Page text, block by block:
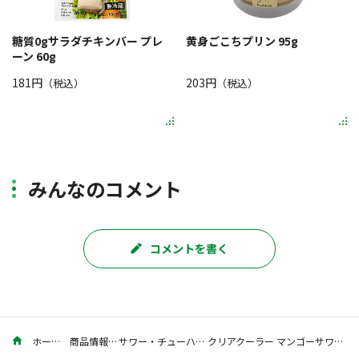
糖質0gサラダチキンバー プレ
ーン 60g
181円 （税込）
黄身ごこちプリン 95g
203円（税込）
みんなのコメント
コメントを書く
ホーム 商品情報 サワー・チューハイ クリアクーラー マンゴーサワー 500ml